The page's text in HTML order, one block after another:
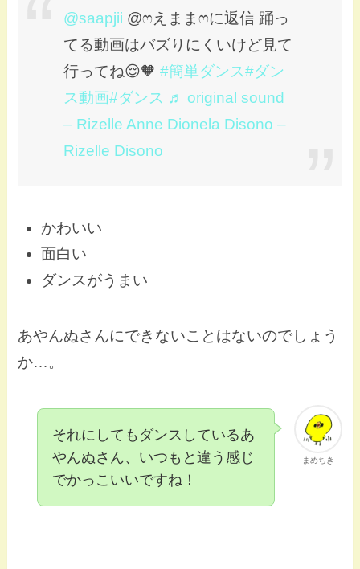
@saapjii @ෆえままෆに返信 踊っ
てる動画はバズりにくいけど見て
行ってね😌🧡 #簡単ダンス#ダン
ス動画#ダンス ♬ original sound
– Rizelle Anne Dionela Disono –
Rizelle Disono
かわいい
面白い
ダンスがうまい
あやんぬさんにできないことはないのでしょう
か…。
まめちき
それにしてもダンスしているあ
やんぬさん、いつもと違う感じ
でかっこいいですね！